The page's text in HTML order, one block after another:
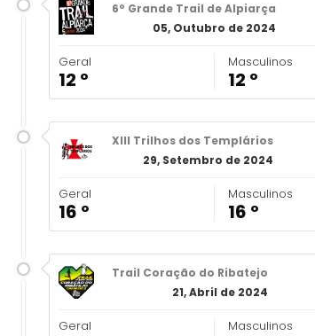
6º Grande Trail de Alpiarça
05, Outubro de 2024
Geral
12 º
Masculinos
12 º
XIII Trilhos dos Templários
29, Setembro de 2024
Geral
16 º
Masculinos
16 º
Trail Coração do Ribatejo
21, Abril de 2024
Geral Masculinos